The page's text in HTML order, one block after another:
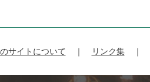
サイトについて リンク集